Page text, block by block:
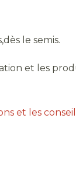
le semis.
et les
et les